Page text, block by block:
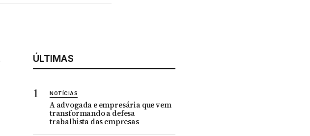
ÚLTIMAS
NOTÍCIAS
A advogada e empresária que vem
transformando a defesa
trabalhista das empresas